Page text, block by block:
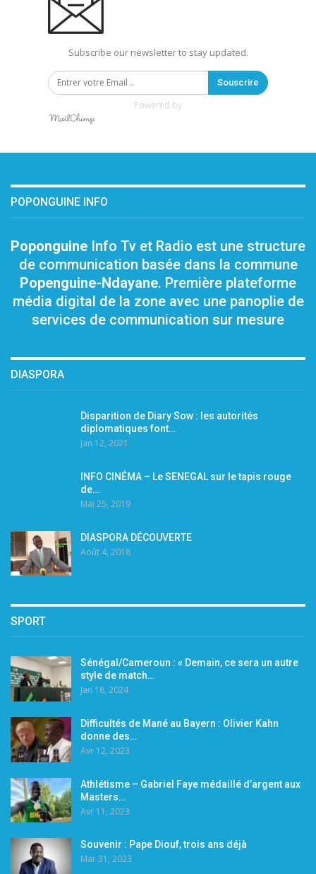
Subscribe our newsletter to stay updated.
Souscrire
Powered by
POPONGUINE INFO
Poponguine Info Tv et Radio est une structure
de communication basée dans la commune
Popenguine-Ndayane. Première plateforme
média digital de la zone avec une panoplie de
services de communication sur mesure
DIASPORA
Disparition de Diary Sow : les autorités
diplomatiques font…
Jan 12, 2021
INFO CINÉMA – Le SENEGAL sur le tapis rouge
de…
Mai 25, 2019
DIASPORA DÉCOUVERTE
Août 4, 2018
SPORT
Sénégal/Cameroun : « Demain, ce sera un autre
style de match…
Jan 18, 2024
Difficultés de Mané au Bayern : Olivier Kahn
donne des…
Avr 12, 2023
Athlétisme – Gabriel Faye médaillé d’argent aux
Masters…
Avr 11, 2023
Souvenir : Pape Diouf, trois ans déjà
Mar 31, 2023